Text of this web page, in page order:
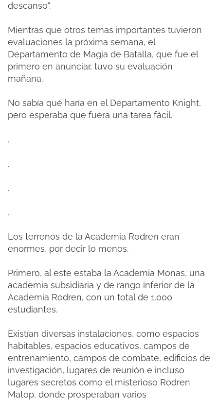
descanso".
Mientras que otros temas importantes tuvieron
evaluaciones la próxima semana, el
Departamento de Magia de Batalla, que fue el
primero en anunciar, tuvo su evaluación
mañana.
No sabía qué haría en el Departamento Knight,
pero esperaba que fuera una tarea fácil.
.
.
.
.
Los terrenos de la Academia Rodren eran
enormes, por decir lo menos.
Primero, al este estaba la Academia Monas, una
academia subsidiaria y de rango inferior de la
Academia Rodren, con un total de 1.000
estudiantes.
Existían diversas instalaciones, como espacios
habitables, espacios educativos, campos de
entrenamiento, campos de combate, edificios de
investigación, lugares de reunión e incluso
lugares secretos como el misterioso Rodren
Matop, donde prosperaban varios